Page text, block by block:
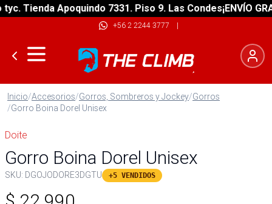
Tienda Apoquindo 7331. Piso 9. Las Condes¡ENVÍO
+56 2 2244 3777 |
Inicio/Accesorios/Gorros, Sombreros y Jockey/Gorros
/Gorro Boina Dorel Unisex
Doite
Gorro Boina Dorel Unisex
SKU: DGOJODORE3DGTU +5 VENDIDOS